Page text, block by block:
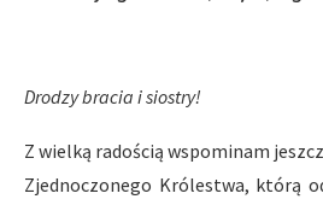
Drodzy bracia i siostry!
Z wielką radością wspominam
Zjednoczonego Królestwa, którą